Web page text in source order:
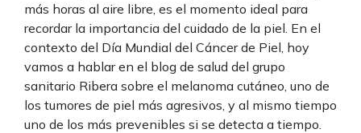
más horas al aire libre, es el momento ideal para
recordar la importancia del cuidado de la piel. En el
contexto del Día Mundial del Cáncer de Piel, hoy
vamos a hablar en el blog de salud del grupo
sanitario Ribera sobre el melanoma cutáneo, uno de
los tumores de piel más agresivos, y al mismo tiempo
uno de los más prevenibles si se detecta a tiempo.